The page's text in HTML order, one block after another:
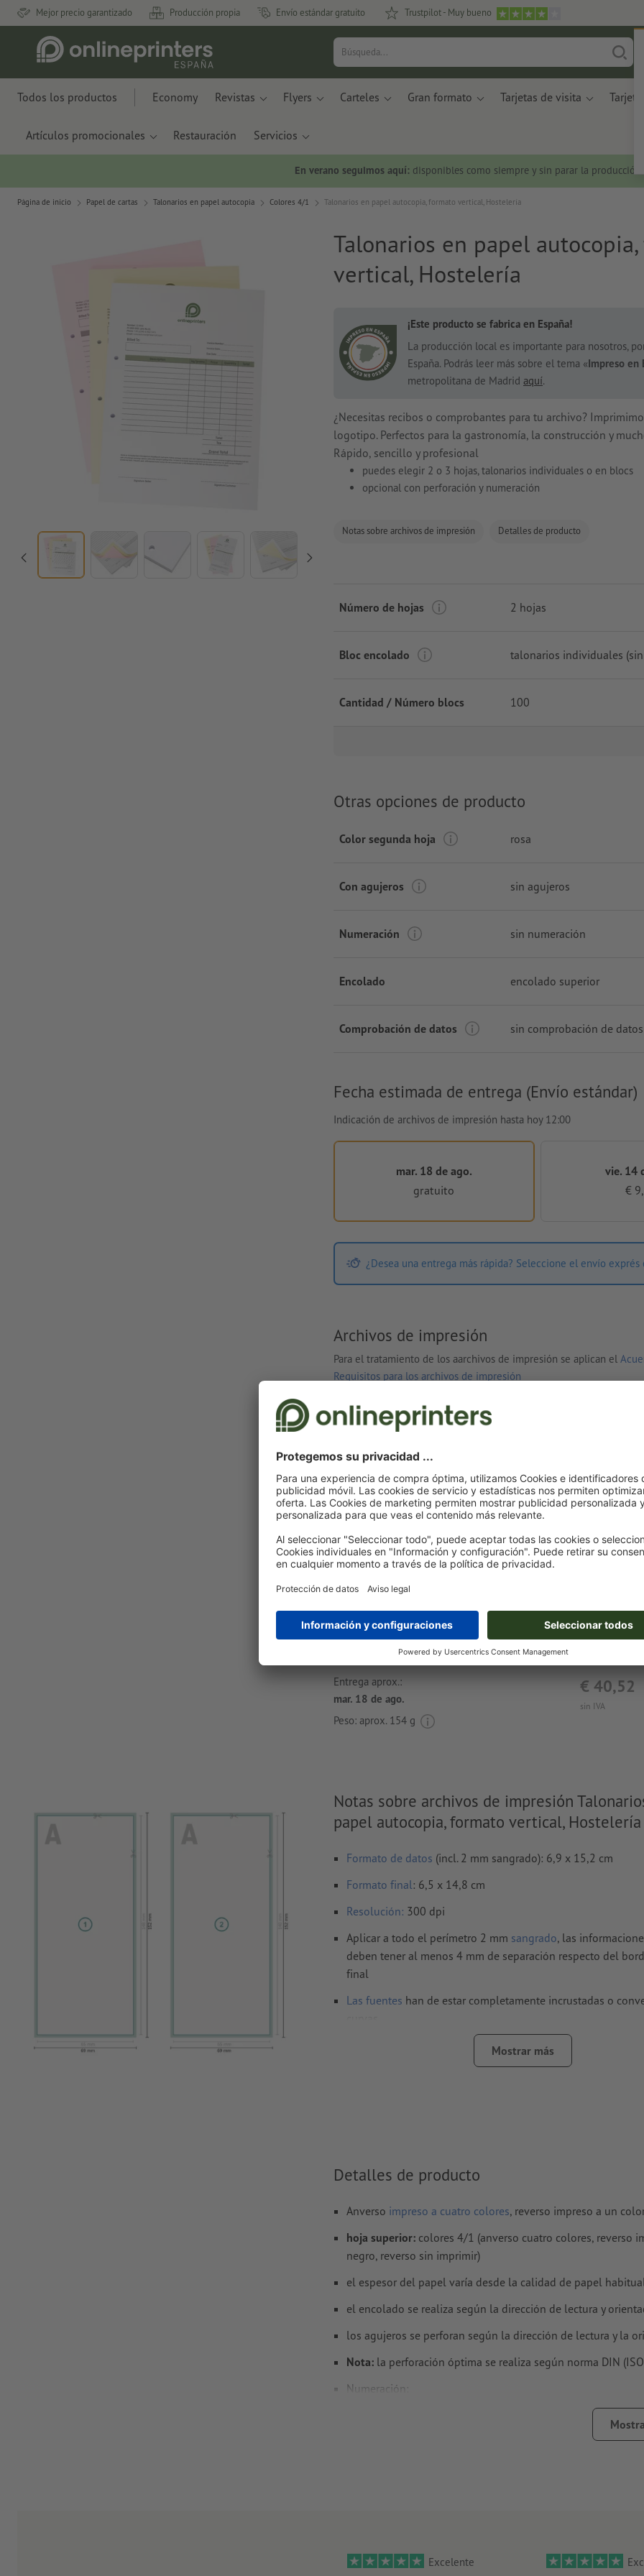
Mejor precio garantizado Producción propia Envío estándar gratuito Trustpilot - Muy bueno
Todos los productos Economy Revistas Flyers Carteles Gran formato Tarjetas de visita Tarjetas
Artículos promocionales Restauración Servicios
En verano seguimos aquí: disponibles como siempre y sin parar la producción.
Página de inicio Papel de cartas Talonarios en papel autocopia Colores 4/1 Talonarios en papel autocopia, formato vertical, Hostelería
Talonarios en papel
vertical, Hostelería
¡Este producto se fabrica en España!
La producción local es importante para nosotros,
España. Podrás leer más sobre el tema «Impreso en
metropolitana de Madrid aquí.
¿Necesitas recibos o comprobantes para tu archivo?
logotipo. Perfectos para la gastronomía, la construcción y
Rápido, sencillo y profesional
puedes elegir 2 o 3 hojas, talonarios individuales o en blocs
opcional con perforación y numeración
Notas sobre archivos de impresión Detalles de producto
Número de hojas 2 hojas
Bloc encolado talonarios individuales
Cantidad / Número blocs 100
Otras opciones de producto
Color segunda hoja rosa
Con agujeros sin agujeros
Numeración sin numeración
Encolado encolado superior
Comprobación de datos sin comprobación de datos
Fecha estimada de entrega (Envío estándar)
Indicación de archivos de impresión hasta hoy 12:00
mar. 18 de ago.
gratuito
vie. 14
€
¿Desea una entrega más rápida? Seleccione el envío exprés
Archivos de impresión
Para el tratamiento de los aarchivos de impresión se aplican el
Requisitos para los archivos de impresión
Tus archivos de impresión
Puedes subir tus archivos de impresión antes o después de la
compra.
sin IVA
€ 40,52
Entrega aprox.:
mar. 18 de ago.
Peso: aprox. 154 g
Notas sobre archivos de impresión
papel autocopia, formato vertical, Hostelería
Formato de datos (incl. 2 mm sangrado): 6,9 x 15,2 cm
Formato final: 6,5 x 14,8 cm
Resolución: 300 dpi
Aplicar a todo el perímetro 2 mm sangrado, las
deben tener al menos 4 mm de separación respecto del
final
Las fuentes han de estar completamente incrustadas o
CMYK, FOGRA52 (PSO Uncoated v3
El contenido en loscampos de formulario
¿Cómo creo archivos de impresión correctamente?
Mostrar más
Detalles de producto
Anverso impreso a cuatro colores, reverso impreso a un
hoja superior: colores 4/1 (anverso cuatro colores, reverso
negro, reverso sin imprimir)
el espesor del papel varía desde la calidad de papel
el encolado se realiza según la dirección de lectura y
los agujeros se perforan según la dirección de lectura y la
Nota: la perforación óptima se realiza según norma DIN
Numeración:
tamaño del campo de numeración: mín. 24 x 6 mm
orientación: horizontal o vertical
Excelente